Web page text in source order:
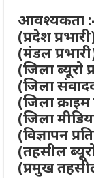
आवश्यकता
(प्रदेश
(मंडल
(जिला ब्यूरो
(जिला
(जिला क्राइम
(जिला
(विज्ञापन
(तहसील
(प्रमुख